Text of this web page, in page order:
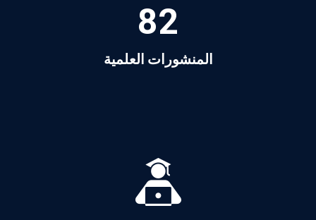
82
المنشورات العلمية